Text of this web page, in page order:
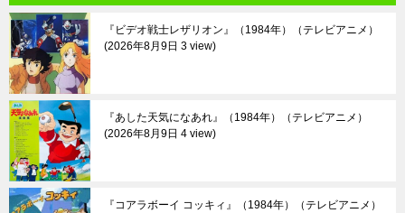
『ビデオ戦士レザリオン』（1984年）（テレビアニメ）
2026年8月9日 3 view
『あした天気になあれ』（1984年）（テレビアニメ）
2026年8月9日 4 view
『コアラボーイ コッキィ』（1984年）（テレビアニメ）